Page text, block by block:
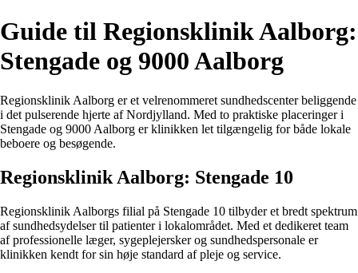
Guide til Regionsklinik Aalborg:
Stengade og 9000 Aalborg
Regionsklinik Aalborg er et velrenommeret sundhedscenter beliggende
i det pulserende hjerte af Nordjylland. Med to praktiske placeringer i
Stengade og 9000 Aalborg er klinikken let tilgængelig for både lokale
beboere og besøgende.
Regionsklinik Aalborg: Stengade 10
Regionsklinik Aalborgs filial på Stengade 10 tilbyder et bredt spektrum
af sundhedsydelser til patienter i lokalområdet. Med et dedikeret team
af professionelle læger, sygeplejersker og sundhedspersonale er
klinikken kendt for sin høje standard af pleje og service.